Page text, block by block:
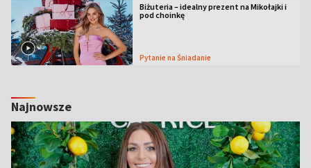
Biżuteria – idealny prezent na Mikołajki i
pod choinkę
Pytanie na Śniadanie
Najnowsze